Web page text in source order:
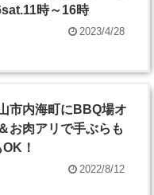
時～16時
2023/4/28
市内海町にBBQ場オ
お肉アリで手ぶらも
！
2022/8/12